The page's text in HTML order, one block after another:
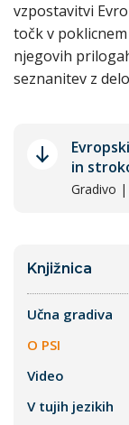
vzpostavitvi
točk v
njegovih
seznanitev z
in
Gradivo
Knjižnica
Učna gradiva
O PSI
Video
V tujih jezikih